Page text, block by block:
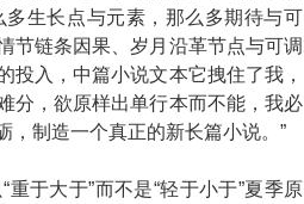
生长点与元素，那么多期待与可
节链条因果、岁月沿革节点与可调
投入，中篇小说文本它拽住了我，
分，欲原样出单行本而不能，我必
，制造一个真正的新长篇小说。”
于大于”而不是“轻于小于”夏季原